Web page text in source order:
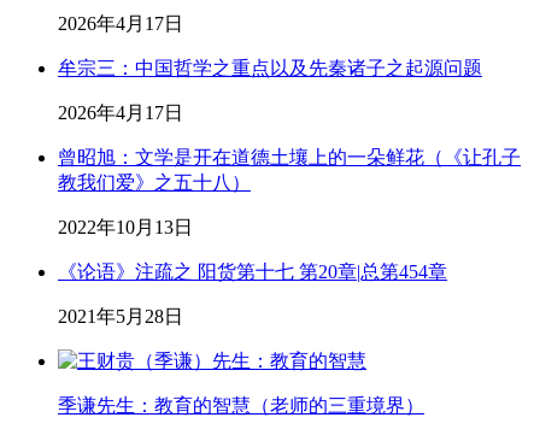
2026年4月17日
牟宗三：中国哲学之重点以及先秦诸子之起源问题
2026年4月17日
曾昭旭：文学是开在道德土壤上的一朵鲜花（《让孔子
教我们爱》之五十八）
2022年10月13日
《论语》注疏之 阳货第十七 第20章|总第454章
2021年5月28日
季谦先生：教育的智慧（老师的三重境界）